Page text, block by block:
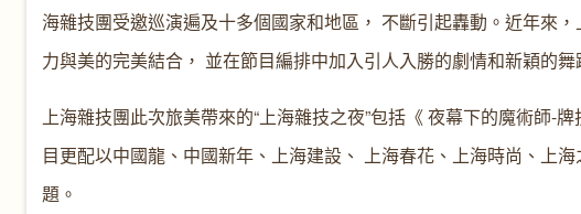
海雜技團受邀巡演遍及十多個國家和地區， 不斷引起轟動。近年來
力與美的完美結合， 並在節目編排中加入引人入勝的劇情和新穎的舞
上海雜技團此次旅美帶來的“上海雜技之夜”包括《 夜幕下的魔術師-
目更配以中國龍、中國新年、上海建設、 上海春花、上海時尚、上
題。